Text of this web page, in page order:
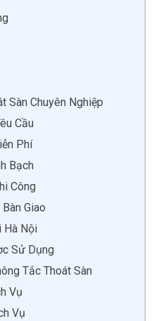
Sàn Chuyên Nghiệp
Cầu
Phí
Bạch
Công
Giao
Hà Nội
Sử Dụng
Tắc Thoát Sàn
Vụ
Vụ